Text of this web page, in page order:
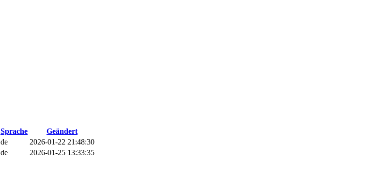
Sprache
Geändert
de
2026-01-22 21:48:30
de 2026-01-25 13:33:35